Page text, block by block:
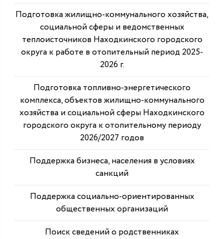
Подготовка жилищно-коммунального хозяйства,
социальной сферы и ведомственных
теплоисточников Находкинского городского
округа к работе в отопительный период 2025-
2026 г.
Подготовка топливно-энергетического
комплекса, объектов жилищно-коммунального
хозяйства и социальной сферы Находкинского
городского округа к отопительному периоду
2026/2027 годов
Поддержка бизнеса, населения в условиях
санкций
Поддержка социально-ориентированных
общественных организаций
Поиск сведений о родственниках